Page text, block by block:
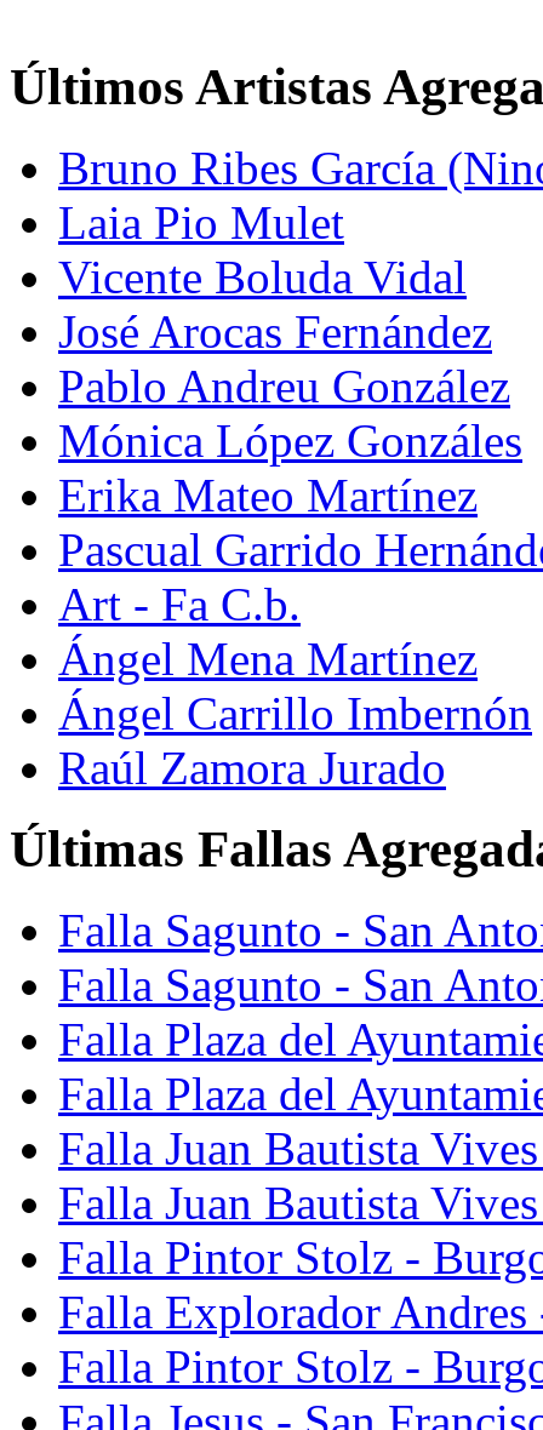
Últimos Artistas
Bruno Ribes García
Laia Pio Mulet
Vicente Boluda Vidal
José Arocas Fernández
Pablo Andreu González
Mónica López Gonzáles
Erika Mateo Martínez
Pascual Garrido
Art - Fa C.b.
Ángel Mena Martínez
Ángel Carrillo Imbernón
Raúl Zamora Jurado
Últimas Fallas
Falla Sagunto - San
Falla Sagunto - San
Falla Plaza del
Falla Plaza del
Falla Juan Bautista
Falla Juan Bautista
Falla Pintor Stolz -
Falla Explorador Andres
Falla Pintor Stolz -